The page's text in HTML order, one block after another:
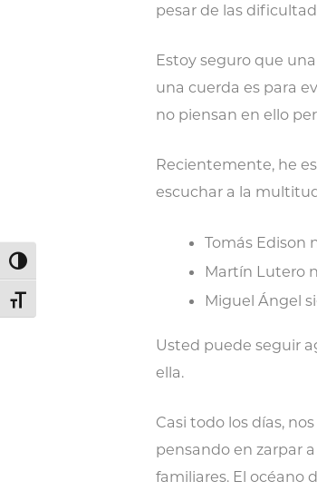
Alternar alto contraste
Alternar tamaño de letra
pesar de las
Estoy seguro que
una cuerda es para
no piensan en ello
Recientemente, he
escuchar a la
Tomás Edison
Martín Lutero
Miguel Ángel
Usted puede seguir
ella.
Casi todo los días,
pensando en zarpar
familiares. El océano